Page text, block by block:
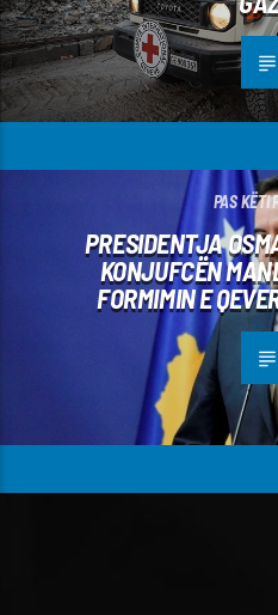
PAS KËTI
PRESIDENTJA
KONJUFCËN
FORMIMIN E